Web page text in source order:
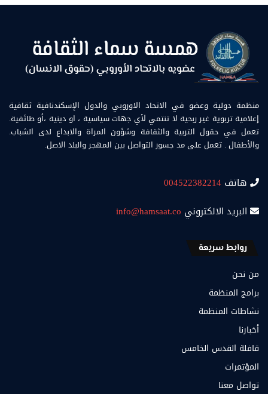
منظمة دولية وعضو في الاتحاد الاوروبي والدول الإسكندنافية ثقافية
إعلامية تربوية غير ربحية لا تنتمي لأي جهات سياسية ، او دينية ،أو طائفية.
تعمل في حقول التربية والثقافة وشؤون المراة والابداع لدى الشباب.
والأطفال . تعمل على مد جسور التواصل بين المهجر والبلد الاصل.
هاتف 004522382214
البريد الالكتروني info@hamsaat.co
روابط سريعة
من نحن
برامج المنظمة
نشاطات المنظمة
أخبارنا
قافلة القدس الخامس
المؤتمرات
تواصل معنا